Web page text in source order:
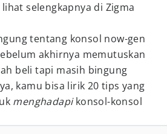
selengkapnya di Zigma
tentang konsol now-gen
akhirnya memutuskan
beli tapi masih bingung
kamu bisa lirik 20 tips yang
menghadapikonsol-konsol